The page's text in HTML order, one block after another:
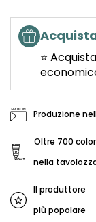
⭐
Produzione
Oltre 700
nella
Il produttore
più popolare